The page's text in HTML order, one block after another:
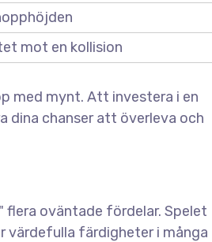
mot en kollision
med mynt. Att investera i en
dina chanser att överleva och
oväntade fördelar. Spelet
färdigheter i många